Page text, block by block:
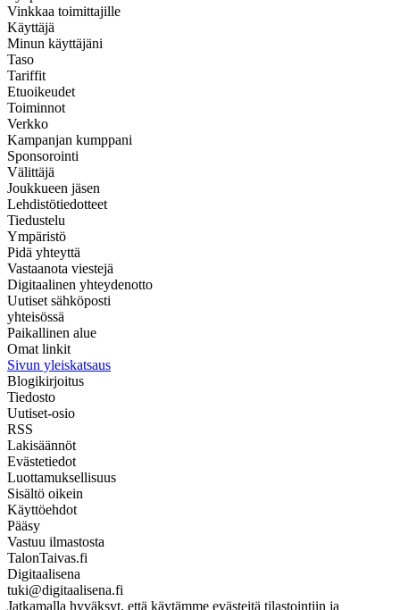
Vinkkaa toimittajille
Käyttäjä
Minun käyttäjäni
Taso
Tariffit
Etuoikeudet
Toiminnot
Verkko
Kampanjan kumppani
Sponsorointi
Välittäjä
Joukkueen jäsen
Lehdistötiedotteet
Tiedustelu
Ympäristö
Pidä yhteyttä
Vastaanota viestejä
Digitaalinen yhteydenotto
Uutiset sähköposti
yhteisössä
Paikallinen alue
Omat linkit
Sivun yleiskatsaus
Blogikirjoitus
Tiedosto
Uutiset-osio
RSS
Lakisäännöt
Evästetiedot
Luottamuksellisuus
Sisältö oikein
Käyttöehdot
Pääsy
Vastuu ilmastosta
TalonTaivas.fi
Digitaalisena
tuki@digitaalisena.fi
Jatkamalla hyväksyt, että käytämme evästeitä tilastointiin ja